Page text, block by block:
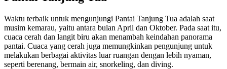
Waktu terbaik untuk mengunjungi Pantai Tanjung Tua adalah saat
musim kemarau, yaitu antara bulan April dan Oktober. Pada saat itu,
cuaca cerah dan langit biru akan menambah keindahan panorama
pantai. Cuaca yang cerah juga memungkinkan pengunjung untuk
melakukan berbagai aktivitas luar ruangan dengan lebih nyaman,
seperti berenang, bermain air, snorkeling, dan diving.